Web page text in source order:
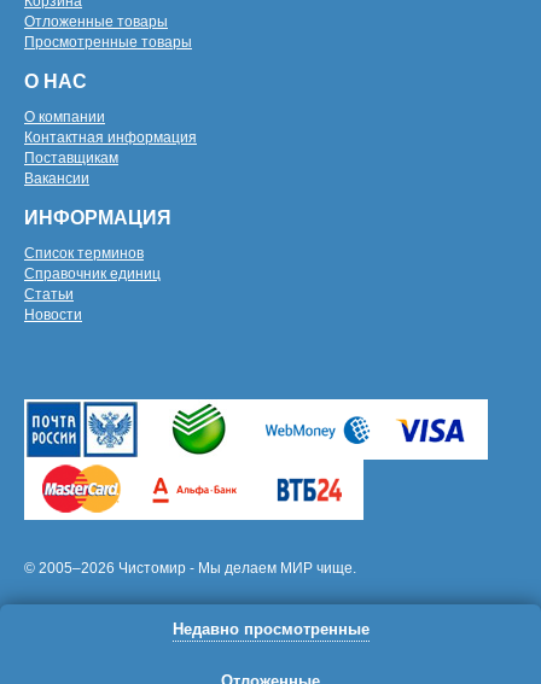
Отложенные товары
Просмотренные товары
О НАС
О компании
Контактная информация
Поставщикам
Вакансии
ИНФОРМАЦИЯ
Список терминов
Справочник единиц
Статьи
Новости
© 2005–2026 Чистомир - Мы делаем МИР чище.
Недавно просмотренные